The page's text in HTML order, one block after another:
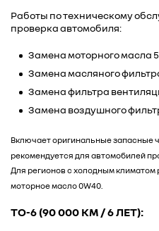
Работы по техническому
проверка автомобиля:
Замена моторного масла
Замена масляного
Замена фильтра
Замена воздушного
Включает оригинальные запасные
рекомендуется для автомобилей
Для регионов с холодным климатом
моторное масло 0W40.
ТО-6 (90 000 КМ / 6 ЛЕТ):